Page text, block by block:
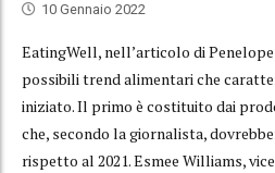
10 Gennaio 2022
EatingWell, nell’articolo di
possibili trend alimentari che
iniziato. Il primo è costituito dai
che, secondo la giornalista,
rispetto al 2021. Esmee Williams,